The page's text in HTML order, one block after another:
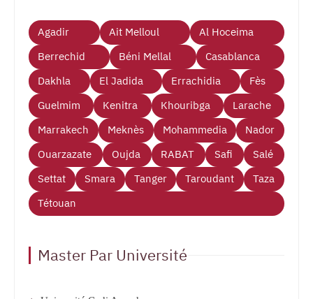
Agadir Ait Melloul
Al Hoceima
Berrechid
Béni Mellal
Casablanca
Dakhla
El Jadida Errachidia
Fès
Guelmim
Kenitra Khouribga
Larache
Marrakech
Meknès Mohammedia
Nador
Ouarzazate
Oujda RABAT Safi
Salé
Settat
Smara Tanger Taroudant
Taza
Tétouan
Master Par Université